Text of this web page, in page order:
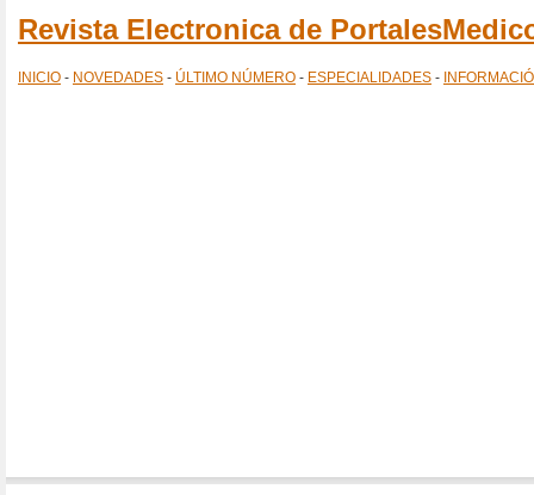
Revista Electronica de
INICIO - NOVEDADES - ÚLTIMO NÚMERO - ESPECIALIDADES -